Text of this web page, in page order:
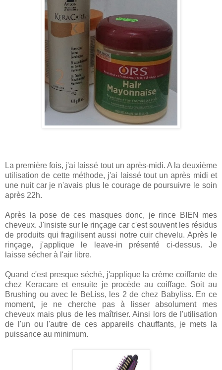
La première fois, j'ai laissé tout un après-midi. A la deuxième
utilisation de cette méthode, j'ai laissé tout un après midi et
une nuit car je n'avais plus le courage de poursuivre le soin
après 22h.
Après la pose de ces masques donc, je rince BIEN mes
cheveux. J'insiste sur le rinçage car c'est souvent les résidus
de produits qui fragilisent aussi notre cuir chevelu. Après le
rinçage, j'applique le leave-in présenté ci-dessus. Je
laisse sécher à l'air libre.
Quand c'est presque séché, j'applique la crème coiffante de
chez Keracare et ensuite je procède au coiffage. Soit au
Brushing ou avec le BeLiss, les 2 de chez Babyliss. En ce
moment, je ne cherche pas à lisser absolument mes
cheveux mais plus de les maîtriser. Ainsi lors de l'utilisation
de l'un ou l'autre de ces appareils chauffants, je mets la
puissance au minimum.